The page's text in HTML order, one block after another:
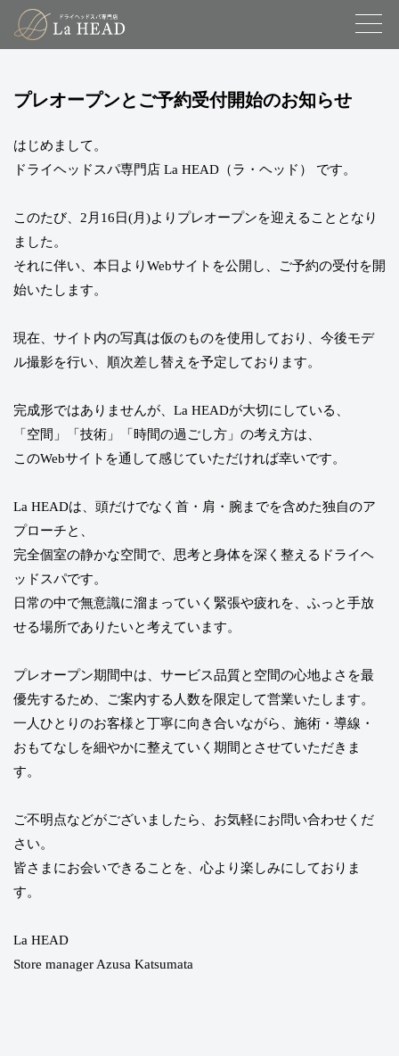
プレオープンとご予約受付開始のお知らせ
はじめまして。
ドライヘッドスパ専門店 La HEAD（ラ・ヘッド） です。
このたび、2月16日(月)よりプレオープンを迎えることとなり
ました。
それに伴い、本日よりWebサイトを公開し、ご予約の受付を開
始いたします。
現在、サイト内の写真は仮のものを使用しており、今後モデ
ル撮影を行い、順次差し替えを予定しております。
完成形ではありませんが、La HEADが大切にしている、
「空間」「技術」「時間の過ごし方」の考え方は、
このWebサイトを通して感じていただければ幸いです。
La HEADは、頭だけでなく首・肩・腕までを含めた独自のア
プローチと、
完全個室の静かな空間で、思考と身体を深く整えるドライヘ
ッドスパです。
日常の中で無意識に溜まっていく緊張や疲れを、ふっと手放
せる場所でありたいと考えています。
プレオープン期間中は、サービス品質と空間の心地よさを最
優先するため、ご案内する人数を限定して営業いたします。
一人ひとりのお客様と丁寧に向き合いながら、施術・導線・
おもてなしを細やかに整えていく期間とさせていただきま
す。
ご不明点などがございましたら、お気軽にお問い合わせくだ
さい。
皆さまにお会いできることを、心より楽しみにしておりま
す。
La HEAD
Store manager Azusa Katsumata